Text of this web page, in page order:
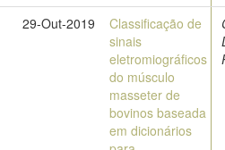
29-Out-2019
Classificação de
sinais
eletromiográficos
do músculo
masseter de
bovinos baseada
em dicionários